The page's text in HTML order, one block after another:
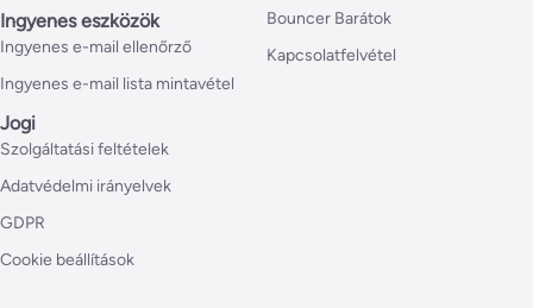
Ingyenes eszközök
Ingyenes e-mail ellenőrző
Ingyenes e-mail lista mintavétel
Bouncer Barátok
Kapcsolatfelvétel
Jogi
Szolgáltatási feltételek
Adatvédelmi irányelvek
GDPR
Cookie beállítások